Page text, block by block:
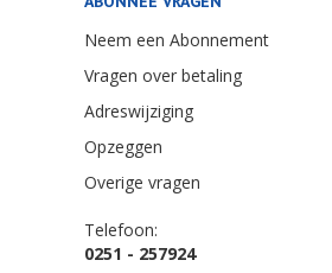
Neem een Abonnement
Vragen over betaling
Adreswijziging
Opzeggen
Overige vragen
Telefoon:
0251 - 257924